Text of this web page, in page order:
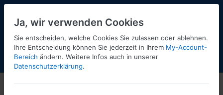
Menü Anmelden Shopaktualisierung
Ja, wir verwenden Cookies
Sie entscheiden, welche Cookies Sie zulassen oder ablehnen.
Ihre Entscheidung können Sie jederzeit in Ihrem My-Account-
Bereich ändern. Weitere Infos auch in unserer
Datenschutzerklärung.